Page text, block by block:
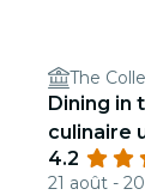
The
Dining in
culinaire
The
4.2
21 août -